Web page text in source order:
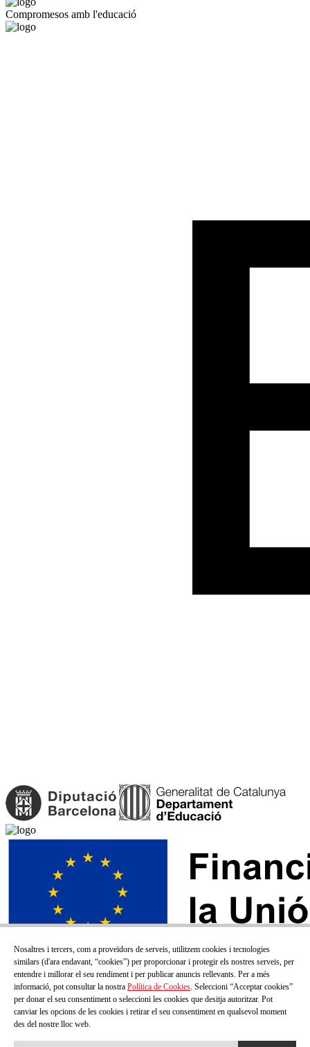
Compromesos amb l'educació
Nosaltres i tercers, com a proveïdors de serveis, utilitzem cookies i tecnologies
similars (d'ara endavant, “cookies”) per proporcionar i protegir els nostres serveis, per
entendre i millorar el seu rendiment i per publicar anuncis rellevants. Per a més
informació, pot consultar la nostra Política de Cookies. Seleccioni “Acceptar cookies”
per donar el seu consentiment o seleccioni les cookies que desitja autoritzar. Pot
canviar les opcions de les cookies i retirar el seu consentiment en qualsevol moment
des del nostre lloc web.